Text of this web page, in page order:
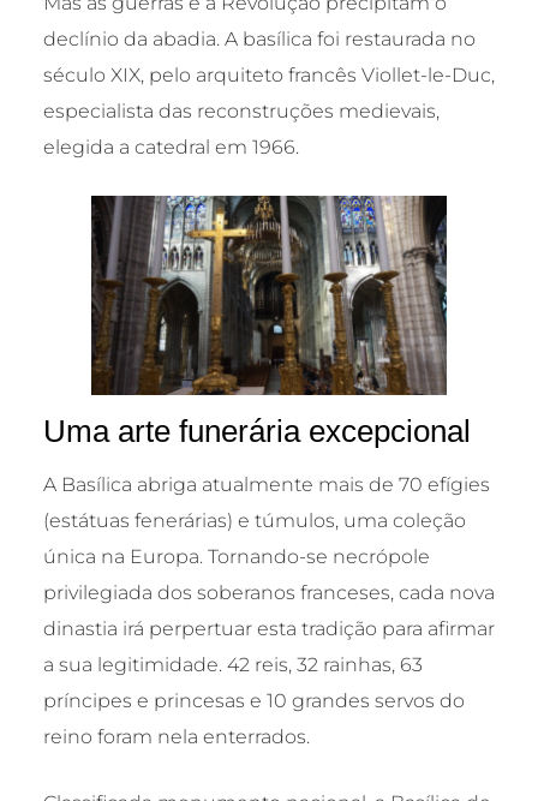
declínio da abadia. A basílica foi restaurada no
século XIX, pelo arquiteto francês Viollet-le-Duc,
especialista das reconstruções medievais,
elegida a catedral em 1966.
Uma arte funerária excepcional
A Basílica abriga atualmente mais de 70 efígies
(estátuas fenerárias) e túmulos, uma coleção
única na Europa. Tornando-se necrópole
privilegiada dos soberanos franceses, cada nova
dinastia irá perpertuar esta tradição para afirmar
a sua legitimidade. 42 reis, 32 rainhas, 63
príncipes e princesas e 10 grandes servos do
reino foram nela enterrados.